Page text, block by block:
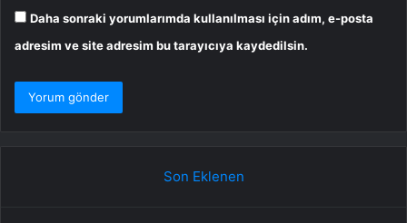
Daha sonraki yorumlarımda kullanılması için adım, e-posta
adresim ve site adresim bu tarayıcıya kaydedilsin.
Son Eklenen